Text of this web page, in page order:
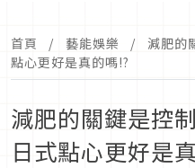
首頁 藝能娛樂
減肥的
點心更好是真的嗎!?
減肥的關鍵是控
日式點心更好是